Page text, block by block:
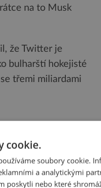
na to Musk
že Twitter je
bulharští hokejisté
třemi miliardami
sítě
koncem roku
cookie.
soubory cookie.
a analytickými
poskytli nebo které